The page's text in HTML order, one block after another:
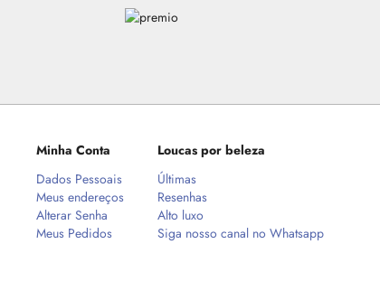
Minha Conta
Dados Pessoais
Meus endereços
Alterar Senha
Meus Pedidos
Loucas por beleza
Últimas
Resenhas
Alto luxo
Siga nosso canal no Whatsapp